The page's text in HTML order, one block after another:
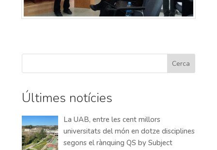
Cerca
Últimes notícies
La UAB, entre les cent millors
universitats del món en dotze disciplines
segons el rànquing QS by Subject